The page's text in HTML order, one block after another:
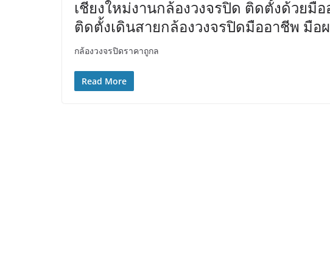
เชียงใหม่งานกล้องวงจรปิด ติดตั้งด้วยมื
ติดตั้งเดินสายกล้องวงจรปิดมืออาชีพ มือ
กล้องวงจรปิดราคาถูกล
Read More